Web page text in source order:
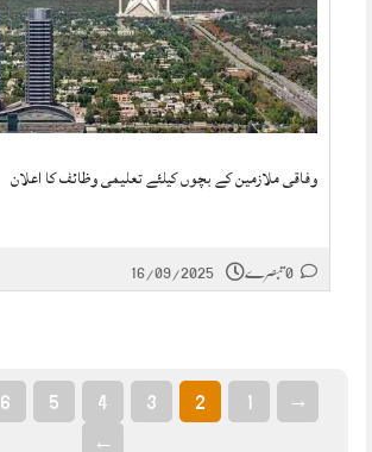
وفاقی ملازمین کے بچوں کیلئے تعلیمی وظائف کا اعلان
16/09/2025
→
1
2
3
4
5
6
←